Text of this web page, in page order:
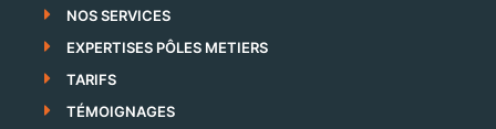
NOS SERVICES
EXPERTISES PÔLES METIERS
TARIFS
TÉMOIGNAGES